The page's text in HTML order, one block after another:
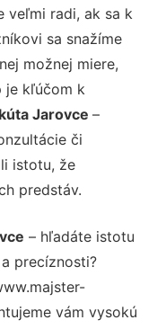
veľmi radi, ak sa k
sa snažíme
možnej miere,
je kľúčom k
Jarovce –
či
istotu, že
predstáv.
– hľadáte istotu
precíznosti?
vám vysokú